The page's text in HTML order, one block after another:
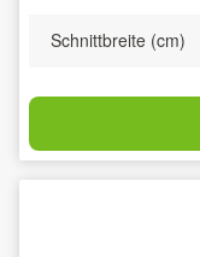
Schnittbreite (cm)